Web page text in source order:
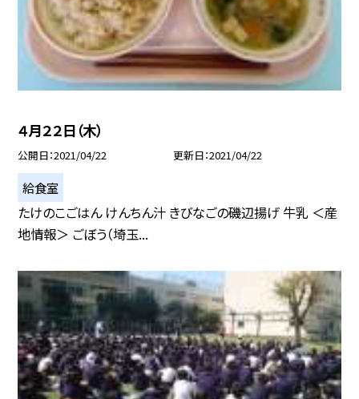
４月２２日（木）
公開日 2021/04/22 更新日 2021/04/22
給食室
たけのこごはん けんちん汁 きびなごの磯辺揚げ 牛乳 ＜産
地情報＞ ごぼう（埼玉...